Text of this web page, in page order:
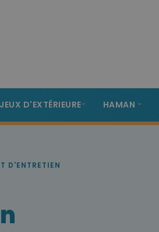
D'EXTÉRIEURE HAMAN
D'ENTRETIEN